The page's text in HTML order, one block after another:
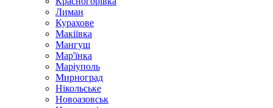
Лиман
Курахове
Макіївка
Мангуш
Мар'їнка
Маріуполь
Мирноград
Нікольське
Новоазовськ